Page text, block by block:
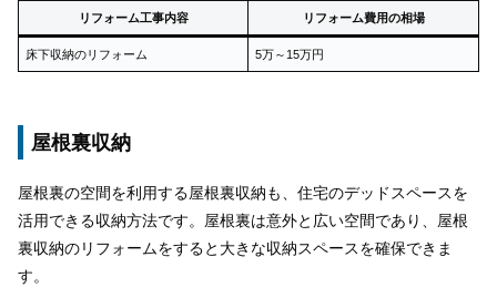
リフォーム工事内容 リフォーム費用の相場
床下収納のリフォーム 5万～15万円
屋根裏収納
屋根裏の空間を利用する屋根裏収納も、住宅のデッドスペースを
活用できる収納方法です。屋根裏は意外と広い空間であり、屋根
裏収納のリフォームをすると大きな収納スペースを確保できま
す。